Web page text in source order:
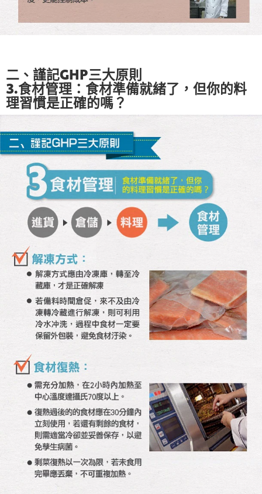
二、謹記GHP三大原則
3.食材管理：食材準備就緒了，但你的料
理習慣是正確的嗎？